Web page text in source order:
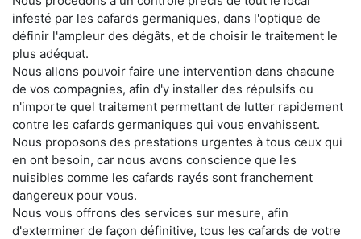
infesté par les cafards germaniques, dans l'optique de
définir l'ampleur des dégâts, et de choisir le traitement le
plus adéquat.
Nous allons pouvoir faire une intervention dans chacune
de vos compagnies, afin d'y installer des répulsifs ou
n'importe quel traitement permettant de lutter rapidement
contre les cafards germaniques qui vous envahissent.
Nous proposons des prestations urgentes à tous ceux qui
en ont besoin, car nous avons conscience que les
nuisibles comme les cafards rayés sont franchement
dangereux pour vous.
Nous vous offrons des services sur mesure, afin
d'exterminer de façon définitive, tous les cafards de votre